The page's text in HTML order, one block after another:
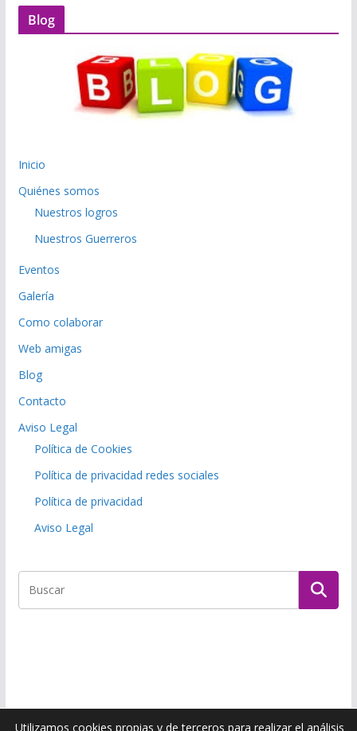
Blog
Inicio
Quiénes somos
Nuestros logros
Nuestros Guerreros
Eventos
Galería
Como colaborar
Web amigas
Blog
Contacto
Aviso Legal
Política de Cookies
Política de privacidad redes sociales
Política de privacidad
Aviso Legal
Utilizamos cookies propias y de terceros para realizar el análisis